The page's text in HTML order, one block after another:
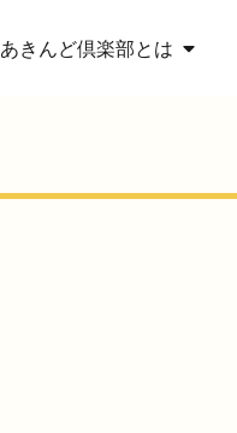
あきんど倶楽部とは